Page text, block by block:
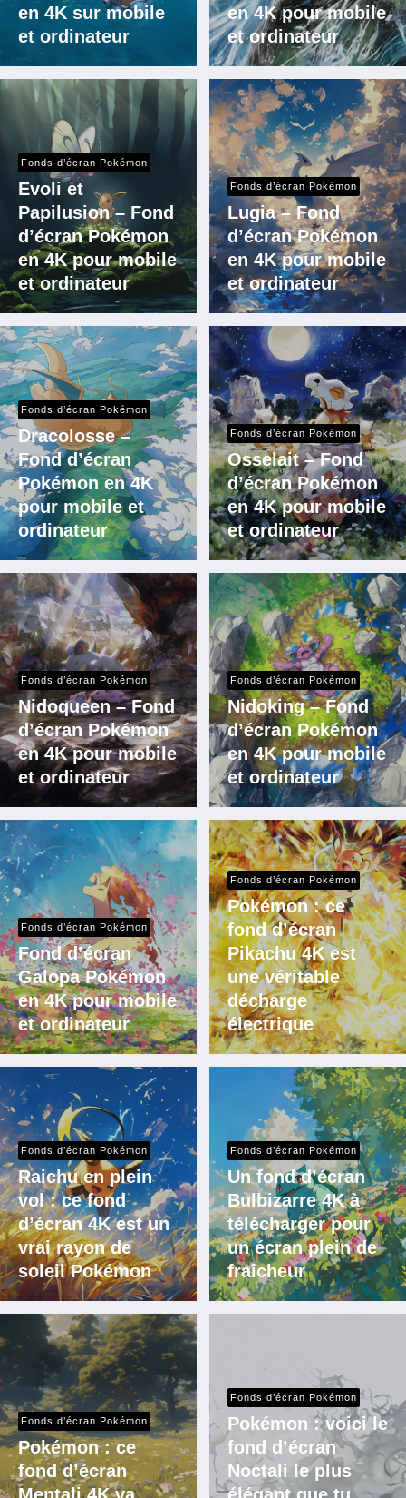
en 4K sur mobile
et ordinateur
en 4K pour mobile
et ordinateur
Fonds d’écran Pokémon
Evoli et
Papilusion – Fond
d’écran Pokémon
en 4K pour mobile
et ordinateur
Fonds d’écran Pokémon
Lugia – Fond
d’écran Pokémon
en 4K pour mobile
et ordinateur
Fonds d’écran Pokémon
Dracolosse –
Fond d’écran
Pokémon en 4K
pour mobile et
ordinateur
Fonds d’écran Pokémon
Osselait – Fond
d’écran Pokémon
en 4K pour mobile
et ordinateur
Fonds d’écran Pokémon
Nidoqueen – Fond
d’écran Pokémon
en 4K pour mobile
et ordinateur
Fonds d’écran Pokémon
Nidoking – Fond
d’écran Pokémon
en 4K pour mobile
et ordinateur
Fonds d’écran Pokémon
Fond d’écran
Galopa Pokémon
en 4K pour mobile
et ordinateur
Fonds d’écran Pokémon
Pokémon : ce
fond d’écran
Pikachu 4K est
une véritable
décharge
électrique
Fonds d’écran Pokémon
Raichu en plein
vol : ce fond
d’écran 4K est un
vrai rayon de
soleil Pokémon
Fonds d’écran Pokémon
Un fond d’écran
Bulbizarre 4K à
télécharger pour
un écran plein de
fraîcheur
Fonds d’écran Pokémon
Pokémon : ce
fond d’écran
Fonds d’écran Pokémon
Pokémon : voici le
fond d’écran
Noctali le plus